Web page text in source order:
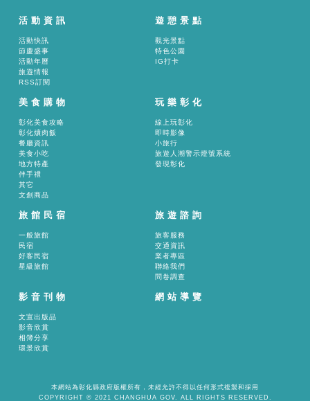
活動資訊
活動快訊
節慶盛事
活動年曆
旅遊情報
RSS訂閱
遊憩景點
觀光景點
特色公園
IG打卡
美食購物
彰化美食攻略
彰化爌肉飯
餐廳資訊
美食小吃
地方特產
伴手禮
其它
文創商品
玩樂彰化
線上玩彰化
即時影像
小旅行
旅遊人潮警示燈號系統
發現彰化
旅館民宿
一般旅館
民宿
好客民宿
星級旅館
旅遊諮詢
旅客服務
交通資訊
業者專區
聯絡我們
問卷調查
影音刊物
文宣出版品
影音欣賞
相簿分享
環景欣賞
網站導覽
本網站為彰化縣政府版權所有，未經允許不得以任何形式複製和採用
COPYRIGHT © 2021 CHANGHUA GOV. ALL RIGHTS RESERVED.